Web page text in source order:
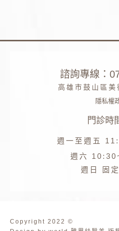
諮詢專線：
高雄市鼓山區美
隱私權
門診時
週一至週五
週六
週日 固
Copyright 2022 ©